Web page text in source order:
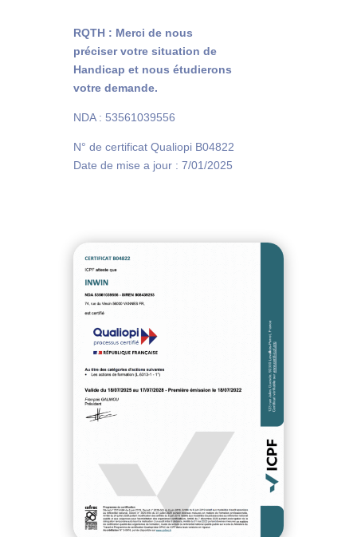
RQTH : Merci de nous
préciser votre situation de
Handicap et nous étudierons
votre demande.
NDA : 53561039556
N° de certificat Qualiopi B04822
Date de mise a jour : 7/01/2025